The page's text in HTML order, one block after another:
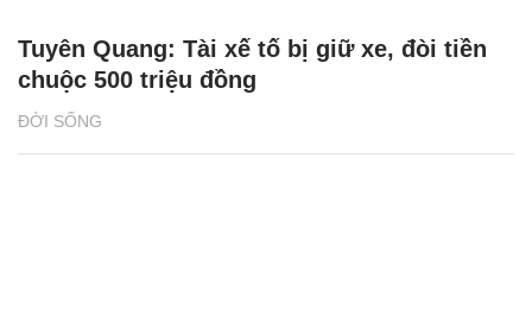
ĐỜI SỐNG
Tuyên Quang: Tài xế tố bị giữ xe, đòi tiền
chuộc 500 triệu đồng